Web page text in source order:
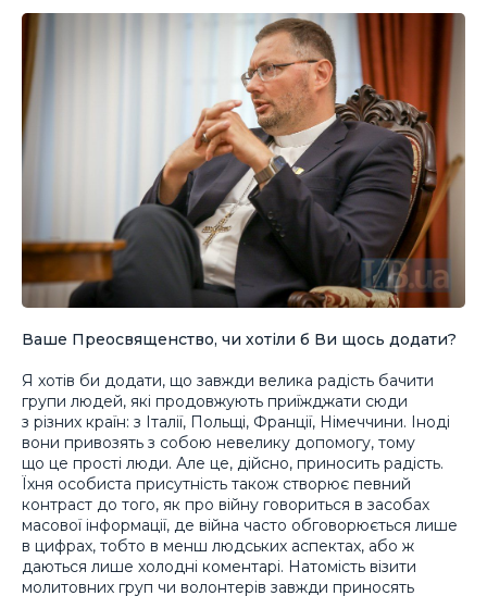
Ваше Преосвященство, чи хотіли б Ви щось додати?
Я хотів би додати, що завжди велика радість бачити
групи людей, які продовжують приїжджати сюди
з різних країн: з Італії, Польщі, Франції, Німеччини. Іноді
вони привозять з собою невелику допомогу, тому
що це прості люди. Але це, дійсно, приносить радість.
Їхня особиста присутність також створює певний
контраст до того, як про війну говориться в засобах
масової інформації, де війна часто обговорюється лише
в цифрах, тобто в менш людських аспектах, або ж
даються лише холодні коментарі. Натомість візити
молитовних груп чи волонтерів завжди приносять